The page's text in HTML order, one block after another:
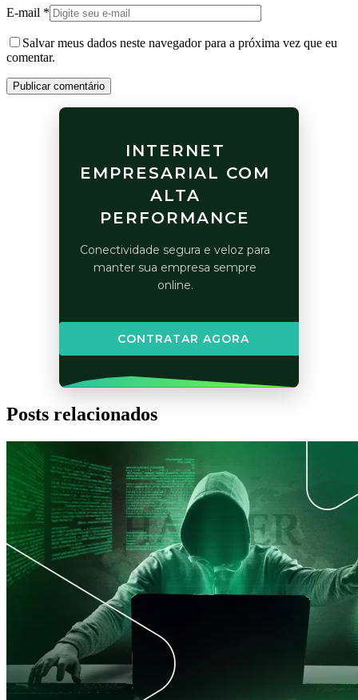
E-mail *
Salvar meus dados neste navegador para a próxima vez que eu
comentar.
Publicar comentário
INTERNET
EMPRESARIAL COM
ALTA
PERFORMANCE
Conectividade segura e veloz para
manter sua empresa sempre
online.
CONTRATAR AGORA
Posts relacionados